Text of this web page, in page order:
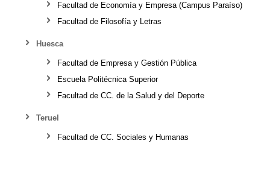
Facultad de Economía y Empresa (Campus Paraíso)
Facultad de Filosofía y Letras
Huesca
Facultad de Empresa y Gestión Pública
Escuela Politécnica Superior
Facultad de CC. de la Salud y del Deporte
Teruel
Facultad de CC. Sociales y Humanas